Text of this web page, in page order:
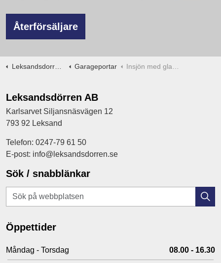
Återförsäljare
Leksandsdorren.se Garageportar Insjön med glas målad med glas
Leksandsdörren AB
Karlsarvet Siljansnäsvägen 12
793 92 Leksand
Telefon: 0247-79 61 50
E-post: info@leksandsdorren.se
Sök / snabblänkar
Öppettider
Måndag - Torsdag 08.00 - 16.30